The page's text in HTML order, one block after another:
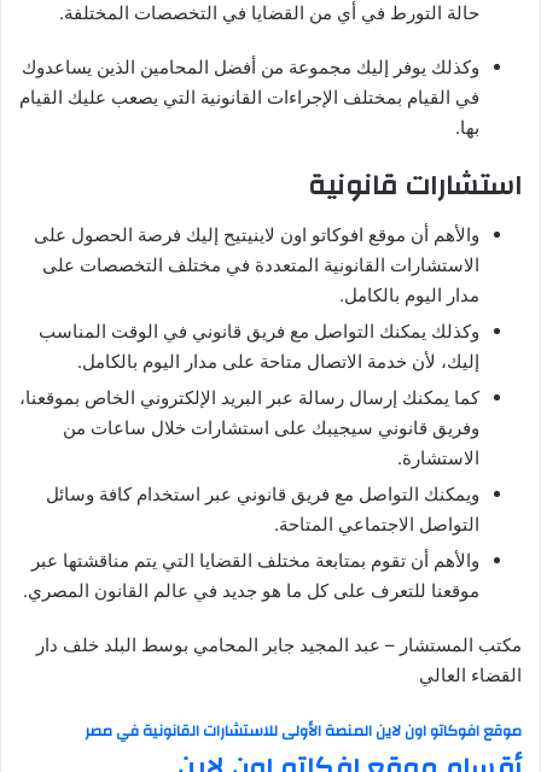
حالة التورط في أي من القضايا في التخصصات المختلفة.
وكذلك يوفر إليك مجموعة من أفضل المحامين الذين يساعدوك
في القيام بمختلف الإجراءات القانونية التي يصعب عليك القيام
بها.
استشارات قانونية
والأهم أن موقع افوكاتو اون لاينيتيح إليك فرصة الحصول على
الاستشارات القانونية المتعددة في مختلف التخصصات على
مدار اليوم بالكامل.
وكذلك يمكنك التواصل مع فريق قانوني في الوقت المناسب
إليك، لأن خدمة الاتصال متاحة على مدار اليوم بالكامل.
كما يمكنك إرسال رسالة عبر البريد الإلكتروني الخاص بموقعنا،
وفريق قانوني سيجيبك على استشارات خلال ساعات من
الاستشارة.
ويمكنك التواصل مع فريق قانوني عبر استخدام كافة وسائل
التواصل الاجتماعي المتاحة.
والأهم أن تقوم بمتابعة مختلف القضايا التي يتم مناقشتها عبر
موقعنا للتعرف على كل ما هو جديد في عالم القانون المصري.
مكتب المستشار – عبد المجيد جابر المحامي بوسط البلد خلف دار
القضاء العالي
موقع افوكاتو اون لاين المنصة الأولى للاستشارات القانونية في مصر